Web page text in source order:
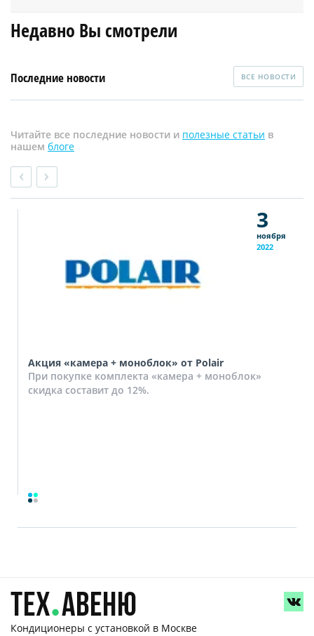
Недавно Вы смотрели
Последние новости ВСЕ НОВОСТИ
Читайте все последние новости и полезные статьи в
нашем блоге
3
ноября
2022
Акция «камера + моноблок» от Polair
При покупке комплекта «камера + моноблок»
скидка составит до 12%.
Кондиционеры с установкой в Москве